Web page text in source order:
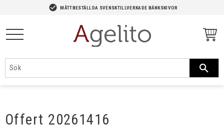
check_circle MÅTTBESTÄLLDA SVENSKTILLVERKADE BÄNKSKIVOR
Offert 20261416